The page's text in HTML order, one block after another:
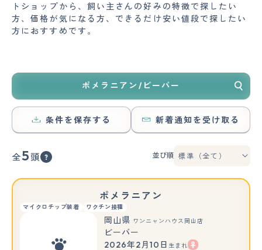
トショップから、飼い主さんの好みの特徴で探したい
方、価格が気になる方、できるだけ安い値段で探したい
方におすすめです。
ポメラニアン/ビーバー
条件を保存する 新着通知を受け取る
全5 頭 並び順
ポメラニアン
マイクロチップ装着 ワクチン接種
岡山県 ワンニャンハウス岡山店
ビーバー
2026年2月10日 生まれ